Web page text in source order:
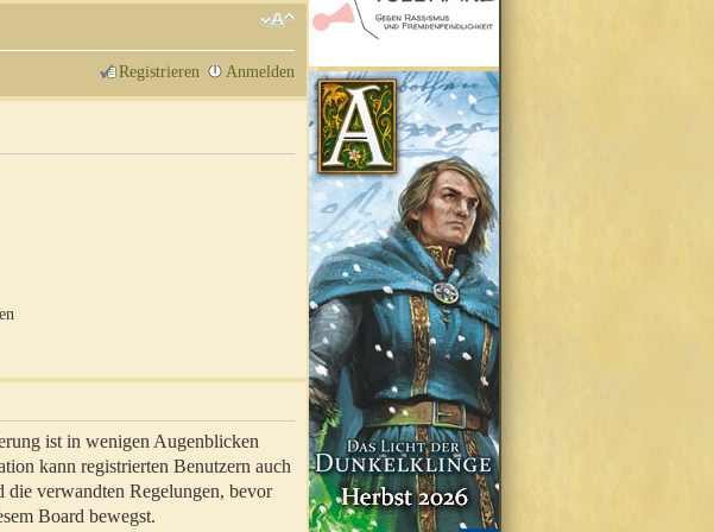
Registrieren Anmelden
ist in wenigen Augenblicken
kann registrierten Benutzern auch
die verwandten Regelungen, bevor
Board bewegst.